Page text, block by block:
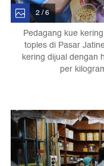
2 / 6
Pedagang kue
toples di Pasar
kering dijual dengan
per